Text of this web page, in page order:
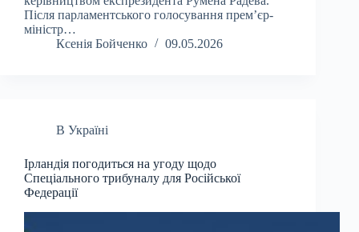
Після парламентського голосування прем’єр-
міністр…
Ксенія Бойченко
09.05.2026
В Україні
Ірландія погодиться на угоду щодо
Спеціального трибуналу для Російської
Федерації